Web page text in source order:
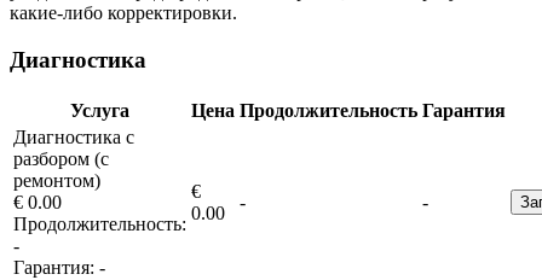
какие-либо корректировки.
Диагностика
Услуга Цена Продолжительность Гарантия
Диагностика с
разбором (с
ремонтом)
€ 0.00
Продолжительность:
-
Гарантия: -
€
0.00
- -